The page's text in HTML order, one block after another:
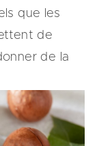
que les
de
de la